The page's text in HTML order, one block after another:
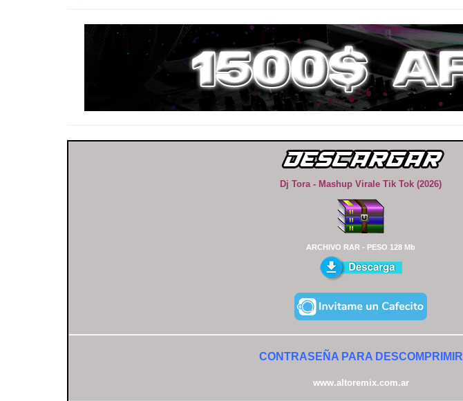
Dj Tora - Mashup Virale Tik Tok (2026)
ARCHIVO RAR - PESO 128 Mb
CONTRASEÑA PARA DESCOMPRIMIR
www.altoremix.com.ar